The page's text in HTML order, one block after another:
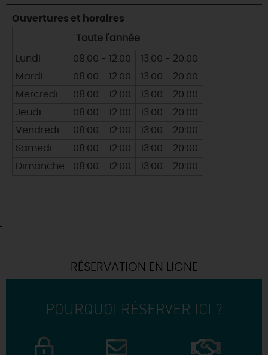
Ouvertures et horaires
Toute l'année
Lundi 08:00 - 12:00
13:00 - 20:00
Mardi
08:00 - 12:00
13:00 - 20:00
Mercredi
08:00 - 12:00
13:00 - 20:00
Jeudi
08:00 - 12:00
13:00 - 20:00
Vendredi
08:00 - 12:00
13:00 - 20:00
Samedi
08:00 - 12:00
13:00 - 20:00
Dimanche
08:00 - 12:00 13:00 - 20:00
RÉSERVATION EN LIGNE
POURQUOI RÉSERVER ICI ?